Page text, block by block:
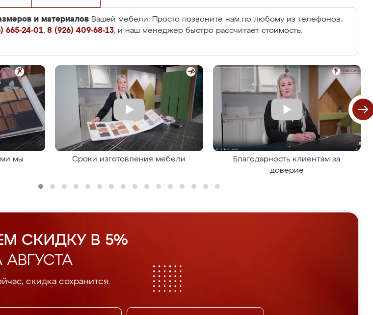
и материалов Вашей мебели. Просто позвоните нам по любому из телефонов:
665-24-01, 8 (926) 409-68-13, и наш менеджер быстро рассчитает стоимость.
мы
Сроки изготовления мебели
Благодарность клиентам за
доверие
СКИДКУ В 5%
скидка сохранится.